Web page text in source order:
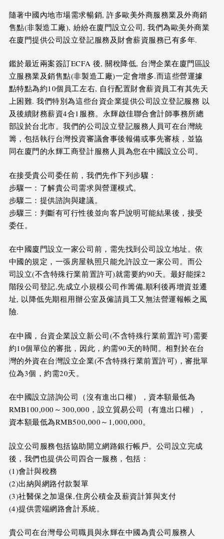
隨著中國內地市場需求暢銷, 許多歐美外商服務業及外商銷
售點(非製造工廠), 紛紛在廈門設立公司, 我們為歐美外商業
在廈門提供公司設立登記服務及財會薪資服務已有多年.
鑑於最近兩案簽訂ECFA 後, 關稅降低, 台灣企業在廈門區設
立服務業及銷售點(非製造工廠)一定會增多.而這些營運據
點特點為約10個員工左右, 自行配置財會薪資員工有其先天
上困難. 我們特別為這些台資企業提供公司設立登記服務 以
及後續財務薪資4合1服務。永輝啟佳聯合會計師事務所總
部設於台北市。我們的公司設立登記服務人員可在台灣統
籌，包括執行台灣投資審議會事後報備或事先審核，並協
同在廈門的永輝工商登計服務人員為您在中國設立公司。
在接受貴公司委任前，我們先作下列步驟：
步驟一：了解貴公司需求與營運模式。
步驟二：提供諮詢與建議。
步驟三：判斷有可行性後並向客戶說明可能結果後，接受
委任。
在中國廈門設立一家公司前，需先找到公司設立地址。依
中國的規定，一張房屋執照只能允許設立一家公司。而公
司設立(不含特殊行業前置許可)就需要約90天。最好能採2
階段公司登記,先成立小規模公司作籌備,順利後再增資並遷
址, 以降低先期租用辦公室及僱請員工又無法營運報帳之風
險.
在中國，台資企業設立新公司(不含特殊行業前置許可)需要
約10個單位的審批，因此，約需90天的時間。相對於在台
灣的外資在台灣設立企業(不含特殊行業前置許可)，審批單
位為3個，約需20天。
在中國設立諮詢公司（沒有進出口權），資本額最低為
RMB100,000～300,000，設立貿易公司（有進出口權），
資本額最低為RMB500,000～1,000,000。
設立公司服務包括協助開立網路銀行帳戶。公司設立完成
後，我們也提供公司四合一服務，包括：
(1)會計與稅務
(2)出納與網路付款製單
(3)社醫保之加退保,住房公積金及薪資計算與支付
(4)提供雲端網路會計系統。
貴公司在台灣母公司職員與永輝在中國為貴公司服務人